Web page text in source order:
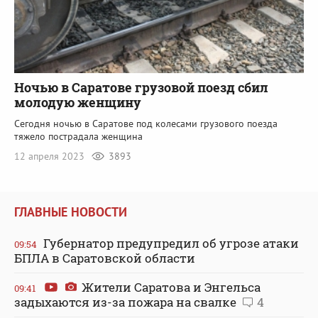
Ночью в Саратове грузовой поезд сбил
молодую женщину
Сегодня ночью в Саратове под колесами грузового поезда
тяжело пострадала женщина
12 апреля 2023
3893
ГЛАВНЫЕ НОВОСТИ
09:54 Губернатор предупредил об угрозе атаки
БПЛА в Саратовской области
09:41
Жители Саратова и Энгельса
задыхаются из-за пожара на свалке
4